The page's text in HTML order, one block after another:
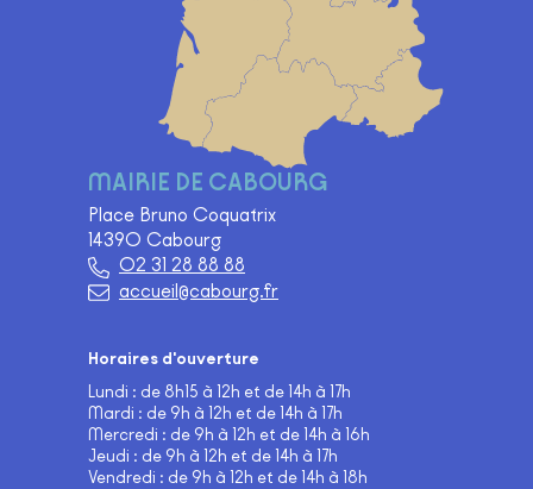
MAIRIE DE CABOURG
Place Bruno Coquatrix
14390 Cabourg
02 31 28 88 88
accueil@cabourg.fr
Horaires d'ouverture
Lundi : de 8h15 à 12h et de 14h à 17h
Mardi : de 9h à 12h et de 14h à 17h
Mercredi : de 9h à 12h et de 14h à 16h
Jeudi : de 9h à 12h et de 14h à 17h
Vendredi : de 9h à 12h et de 14h à 18h